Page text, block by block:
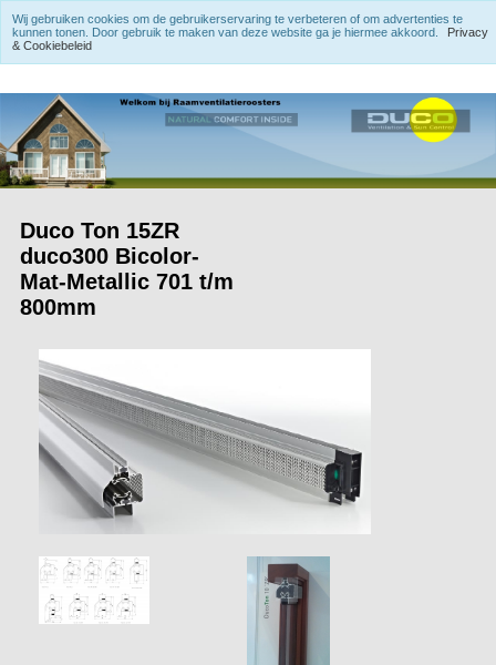
Duco Ton 15ZR
duco300 Bicolor-
Mat-Metallic 701 t/m
800mm
Wij gebruiken cookies om de gebruikerservaring te verbeteren of om advertenties te
kunnen tonen. Door gebruik te maken van deze website ga je hiermee akkoord.
Privacy
& Cookiebeleid